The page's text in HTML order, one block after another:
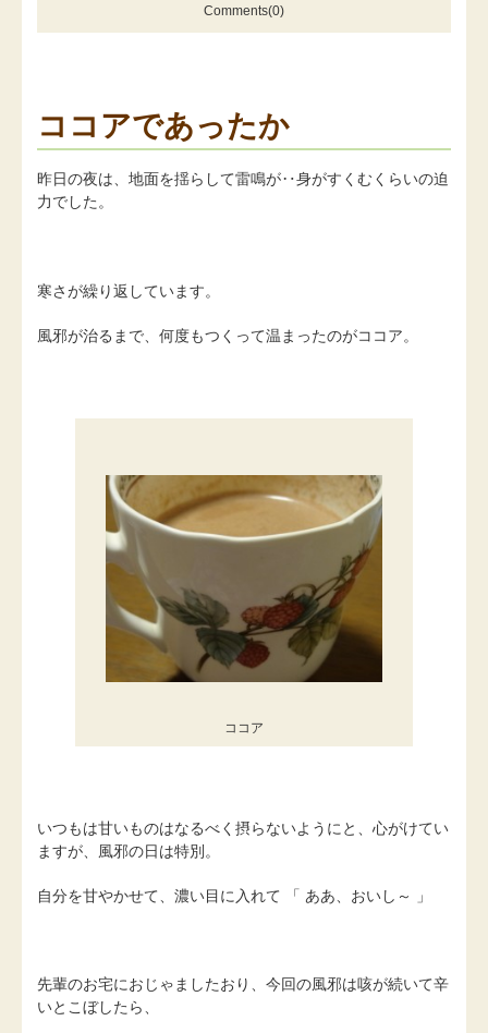
Comments(0)
ココアであったか
昨日の夜は、地面を揺らして雷鳴が‥身がすくむくらいの迫
力でした。
寒さが繰り返しています。
風邪が治るまで、何度もつくって温まったのがココア。
ココア
いつもは甘いものはなるべく摂らないようにと、心がけてい
ますが、風邪の日は特別。
自分を甘やかせて、濃い目に入れて 「 ああ、おいし～ 」
先輩のお宅におじゃましたおり、今回の風邪は咳が続いて辛
いとこぼしたら、